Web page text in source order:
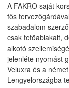
A FAKRO saját
fős
szabadalom
csak tetőablakait,
alkotó
jelenléte nyomást
Veluxra és a
Lengyelországba